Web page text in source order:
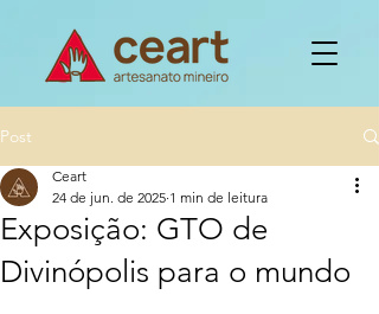
Post
Exposição: GTO de
Divinópolis para o mundo
Ceart
24 de jun. de 2025 1 min de leitura